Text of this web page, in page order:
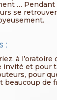
… Pendant
se
:
à l’oratoire
invité et pour
pour
beaucoup de